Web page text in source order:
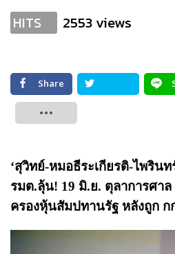
HITS 2553 views
Share
‘สุวิทย์-หมอธีระเกียรติ-ไพริน
รมต.ลุ้น! 19 มิ.ย. ตุลาการศา
ครองหุ้นสัมปทานรัฐ หลังถูก ก